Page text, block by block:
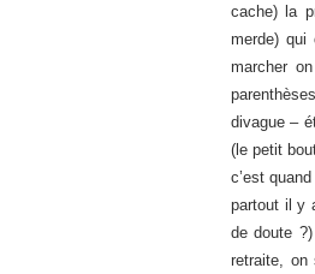
cache) la
merde)
marcher
divague –
(le petit
c’est
partout il y
de doute
retraite, on